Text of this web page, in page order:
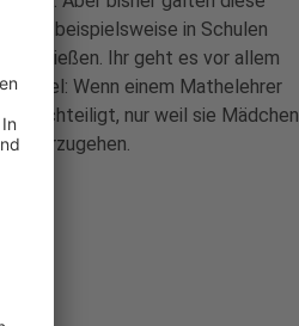
wie beispielsweise in Schulen
schließen. Ihr geht es vor allem
Wenn einem Mathelehrer
nur weil sie Mädchen
vorzugehen.